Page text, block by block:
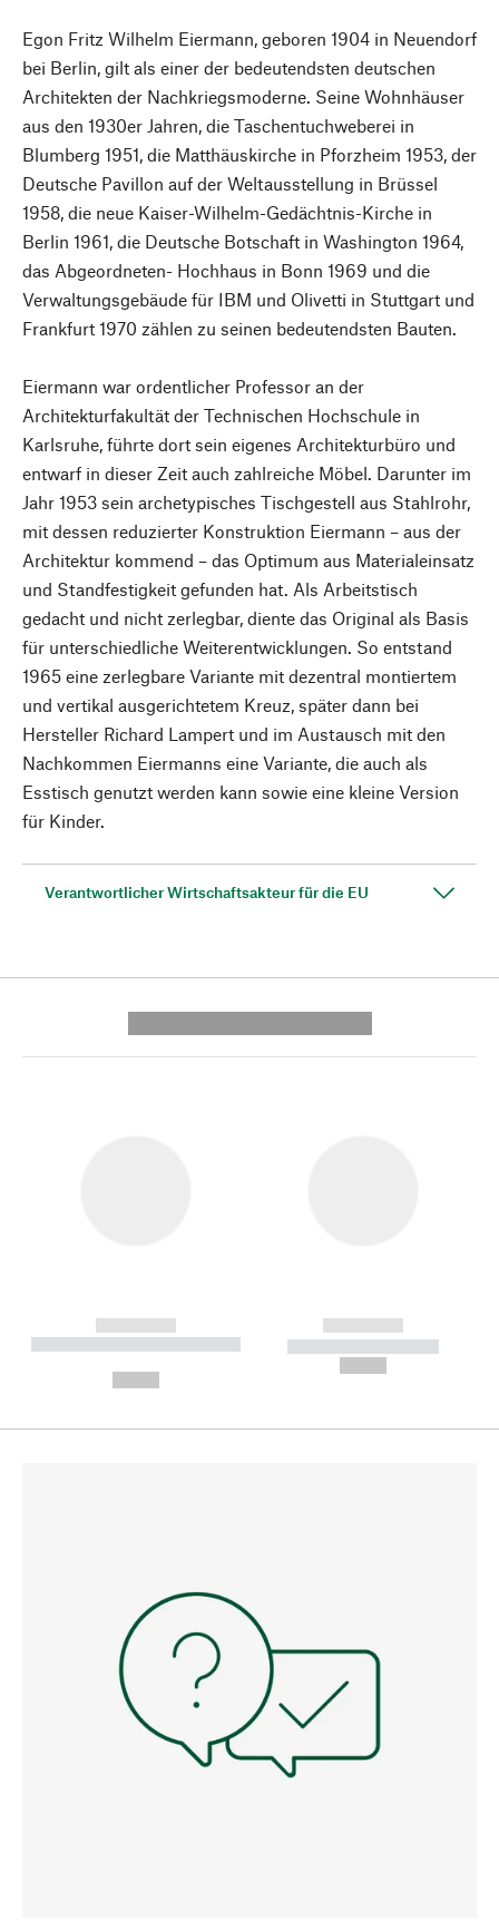
Egon Fritz Wilhelm Eiermann, geboren 1904 in Neuendorf
bei Berlin, gilt als einer der bedeutendsten deutschen
Architekten der Nachkriegsmoderne. Seine Wohnhäuser
aus den 1930er Jahren, die Taschentuchweberei in
Blumberg 1951, die Matthäuskirche in Pforzheim 1953, der
Deutsche Pavillon auf der Weltausstellung in Brüssel
1958, die neue Kaiser-Wilhelm-Gedächtnis-Kirche in
Berlin 1961, die Deutsche Botschaft in Washington 1964,
das Abgeordneten- Hochhaus in Bonn 1969 und die
Verwaltungsgebäude für IBM und Olivetti in Stuttgart und
Frankfurt 1970 zählen zu seinen bedeutendsten Bauten.
Eiermann war ordentlicher Professor an der
Architekturfakultät der Technischen Hochschule in
Karlsruhe, führte dort sein eigenes Architekturbüro und
entwarf in dieser Zeit auch zahlreiche Möbel. Darunter im
Jahr 1953 sein archetypisches Tischgestell aus Stahlrohr,
mit dessen reduzierter Konstruktion Eiermann – aus der
Architektur kommend – das Optimum aus Materialeinsatz
und Standfestigkeit gefunden hat. Als Arbeitstisch
gedacht und nicht zerlegbar, diente das Original als Basis
für unterschiedliche Weiterentwicklungen. So entstand
1965 eine zerlegbare Variante mit dezentral montiertem
und vertikal ausgerichtetem Kreuz, später dann bei
Hersteller Richard Lampert und im Austausch mit den
Nachkommen Eiermanns eine Variante, die auch als
Esstisch genutzt werden kann sowie eine kleine Version
für Kinder.
Verantwortlicher Wirtschaftsakteur für die EU
------------
----------- ----------- --------
------------
----------- -----------